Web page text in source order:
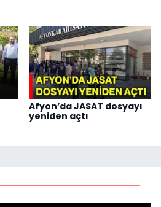
Afyon’da JASAT dosyayı
yeniden açtı